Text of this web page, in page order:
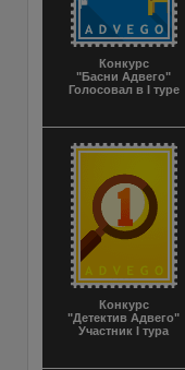
Конкурс
"Басни Адвего"
Голосовал в I туре
Конкурс
"Детектив Адвего"
Участник I тура